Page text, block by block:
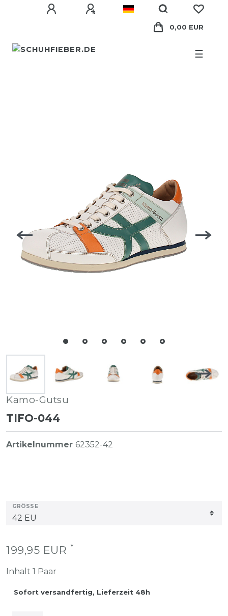
0,00 EUR
☰
Kamo-Gutsu
TIFO-044
Artikelnummer 62352-42
GRÖSSE
199,95 EUR *
Inhalt 1 Paar
Sofort versandfertig, Lieferzeit 48h